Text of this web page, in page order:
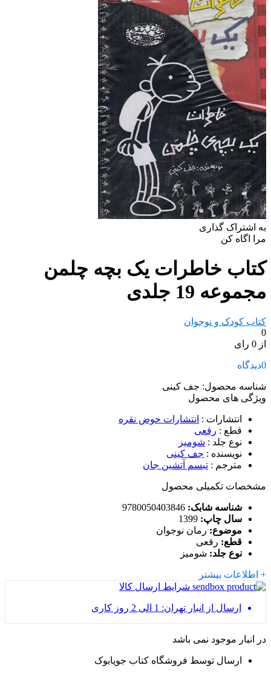
به اشتراک گذاری
مرا اگاه کن
کتاب خاطرات یک بچه چلمن
مجموعه 19 جلدی
کتاب کودک و نوجوان
0
از 0 رای
0دیدگاه
شناسه محصول: جف کینی
ویژگی های محصول
انتشارات : انتشارات حوض نقره
قطع : رقعی
نوع جلد : شومیز
نویسنده : جف کینی
مترجم : تبسم آتشین جان
مشخصات تکمیلی محصول
شناسه شابک:
سال چاپ:
موضوع: رمان نوجوان
قطع: رقعی
نوع جلد: شومیز
+ اطلاعات بیشتر
شرایط ارسال کالا
ارسال از انبار تهران: 1 الی 2 روز کاری
در انبار موجود نمی باشد
ارسال توسط فروشگاه کتاب جویابوک